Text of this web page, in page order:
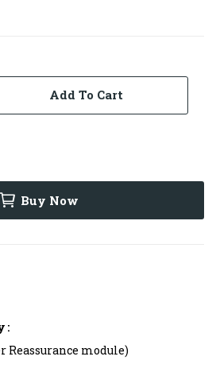
Add To Cart
Buy Now
module)